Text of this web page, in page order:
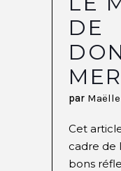
DE
MER
par
Cet
cadre de
bons